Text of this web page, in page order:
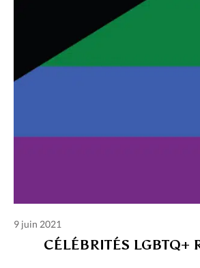
Politique de
9 juin 2021
CÉLÉBRITÉS LGBTQ+